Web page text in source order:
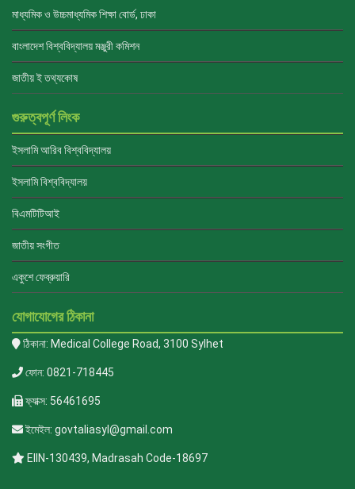
মাধ্যমিক ও উচ্চমাধ্যমিক শিক্ষা বোর্ড, ঢাকা
বাংলাদেশ বিশ্ববিদ্যালয় মঞ্জুরী কমিশন
জাতীয় ই তথ্যকোষ
গুরুত্বপূর্ণ লিংক
ইসলামি আরিব বিশ্ববিদ্যালয়
ইসলামি বিশ্ববিদ্যালয়
বিএমটিটিআই
জাতীয় সংগীত
একুশে ফেব্রুয়ারি
যোগাযোগের ঠিকানা
ঠিকানা: Medical College Road, 3100 Sylhet
ফোন: 0821-718445
ফ্যাক্স: 56461695
ইমেইল: govtaliasyl@gmail.com
EIIN-130439, Madrasah Code-18697